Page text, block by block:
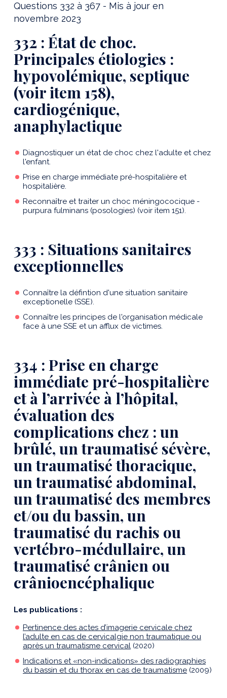
Questions 332 à 367 - Mis à jour en
novembre 2023
332 : État de choc.
Principales étiologies :
hypovolémique, septique
(voir item 158),
cardiogénique,
anaphylactique
Diagnostiquer un état de choc chez l'adulte et chez
l'enfant.
Prise en charge immédiate pré-hospitalière et
hospitalière.
Reconnaître et traiter un choc méningococique -
purpura fulminans (posologies) (voir item 151).
333 : Situations sanitaires
exceptionnelles
Connaître la défintion d'une situation sanitaire
exceptionelle (SSE).
Connaître les principes de l'organisation médicale
face à une SSE et un afflux de victimes.
334 : Prise en charge
immédiate pré-hospitalière
et à l’arrivée à l’hôpital,
évaluation des
complications chez : un
brûlé, un traumatisé sévère,
un traumatisé thoracique,
un traumatisé abdominal,
un traumatisé des membres
et/ou du bassin, un
traumatisé du rachis ou
vertébro-médullaire, un
traumatisé crânien ou
crânioencéphalique
Les publications :
Pertinence des actes d’imagerie cervicale chez
l’adulte en cas de cervicalgie non traumatique ou
après un traumatisme cervical (2020)
Indications et «non-indications» des radiographies
du bassin et du thorax en cas de traumatisme (2009)